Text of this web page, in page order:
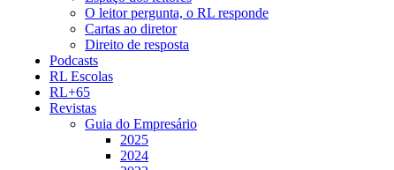
O leitor pergunta, o RL responde
Cartas ao diretor
Direito de resposta
Podcasts
RL Escolas
RL+65
Revistas
Guia do Empresário
2025
2024